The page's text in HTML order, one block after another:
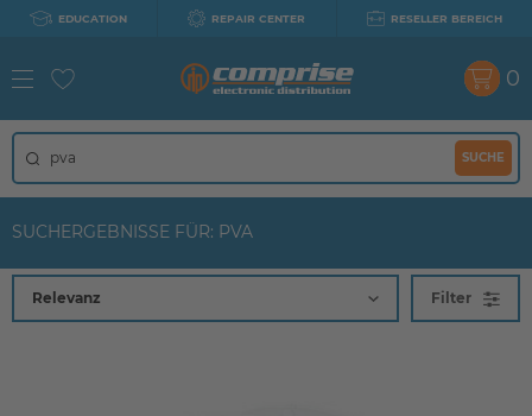
EDUCATION REPAIR CENTER RESELLER BEREICH
SUCHE
0
SUCHERGEBNISSE FÜR: PVA
Filter